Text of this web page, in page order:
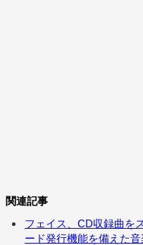
関連記事
フェイス、CD収録曲を
ード発行機能を備えた